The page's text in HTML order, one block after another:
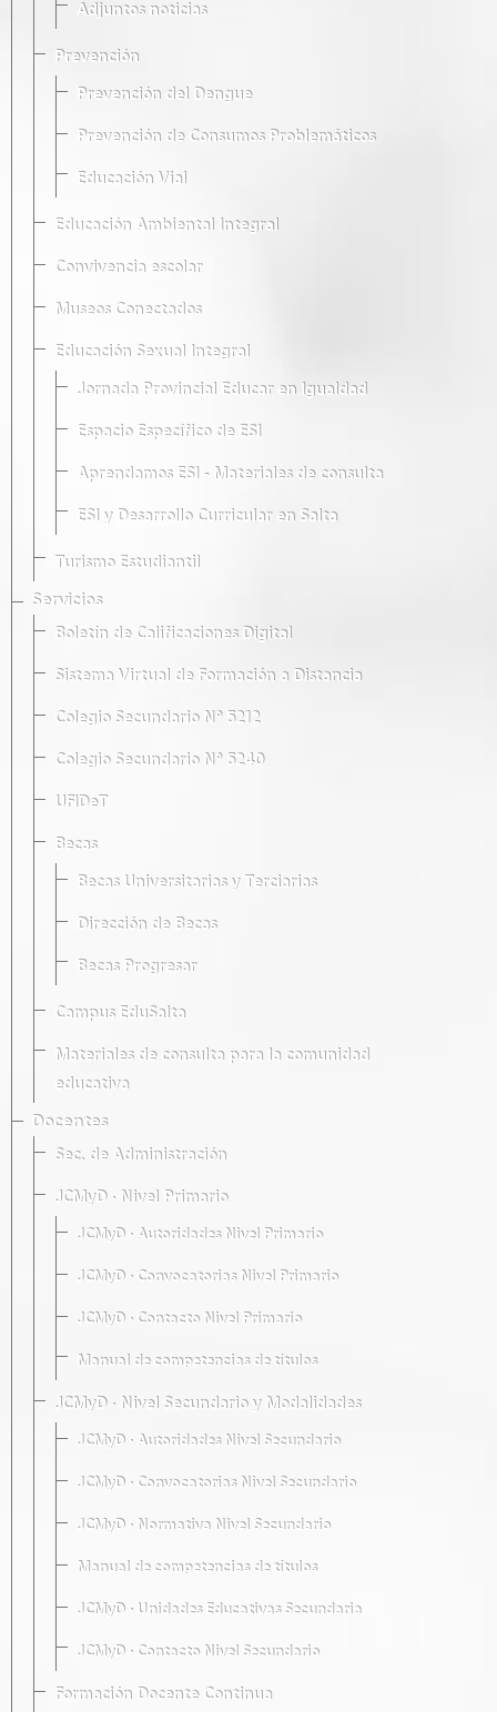
Adjuntos noticias
Prevención
Prevención del Dengue
Prevención de Consumos Problemáticos
Educación Vial
Educación Ambiental Integral
Convivencia escolar
Museos Conectados
Educación Sexual Integral
Jornada Provincial Educar en Igualdad
Espacio Específico de ESI
Aprendamos ESI - Materiales de consulta
ESI y Desarrollo Curricular en Salta
Turismo Estudiantil
Servicios
Boletín de Calificaciones Digital
Sistema Virtual de Formación a Distancia
Colegio Secundario Nº 5212
Colegio Secundario Nº 5240
UFIDeT
Becas
Becas Universitarias y Terciarias
Dirección de Becas
Becas Progresar
Campus EduSalta
Materiales de consulta para la comunidad
educativa
Docentes
Sec. de Administración
JCMyD · Nivel Primario
JCMyD · Autoridades Nivel Primario
JCMyD · Convocatorias Nivel Primario
JCMyD · Contacto Nivel Primario
Manual de competencias de títulos
JCMyD · Nivel Secundario y Modalidades
JCMyD · Autoridades Nivel Secundario
JCMyD · Convocatorias Nivel Secundario
JCMyD · Normativa Nivel Secundario
Manual de competencias de títulos
JCMyD · Unidades Educativas Secundaria
JCMyD · Contacto Nivel Secundario
Formación Docente Continua